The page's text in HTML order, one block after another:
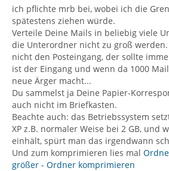
ich pflichte mrb bei, wobei ich die
spätestens ziehen würde.
Verteile Deine Mails in beliebig viele
die Unterordner nicht zu groß
nicht den Posteingang, der sollte
ist der Eingang und wenn da 1000
neue Ärger macht...
Du sammelst ja Deine Papier-
auch nicht im Briefkasten.
Beachte auch: das Betriebssystem
XP z.B. normaler Weise bei 2 GB, und
einhält, spürt man das irgendwann
Und zum komprimieren lies mal
größer - Ordner komprimieren